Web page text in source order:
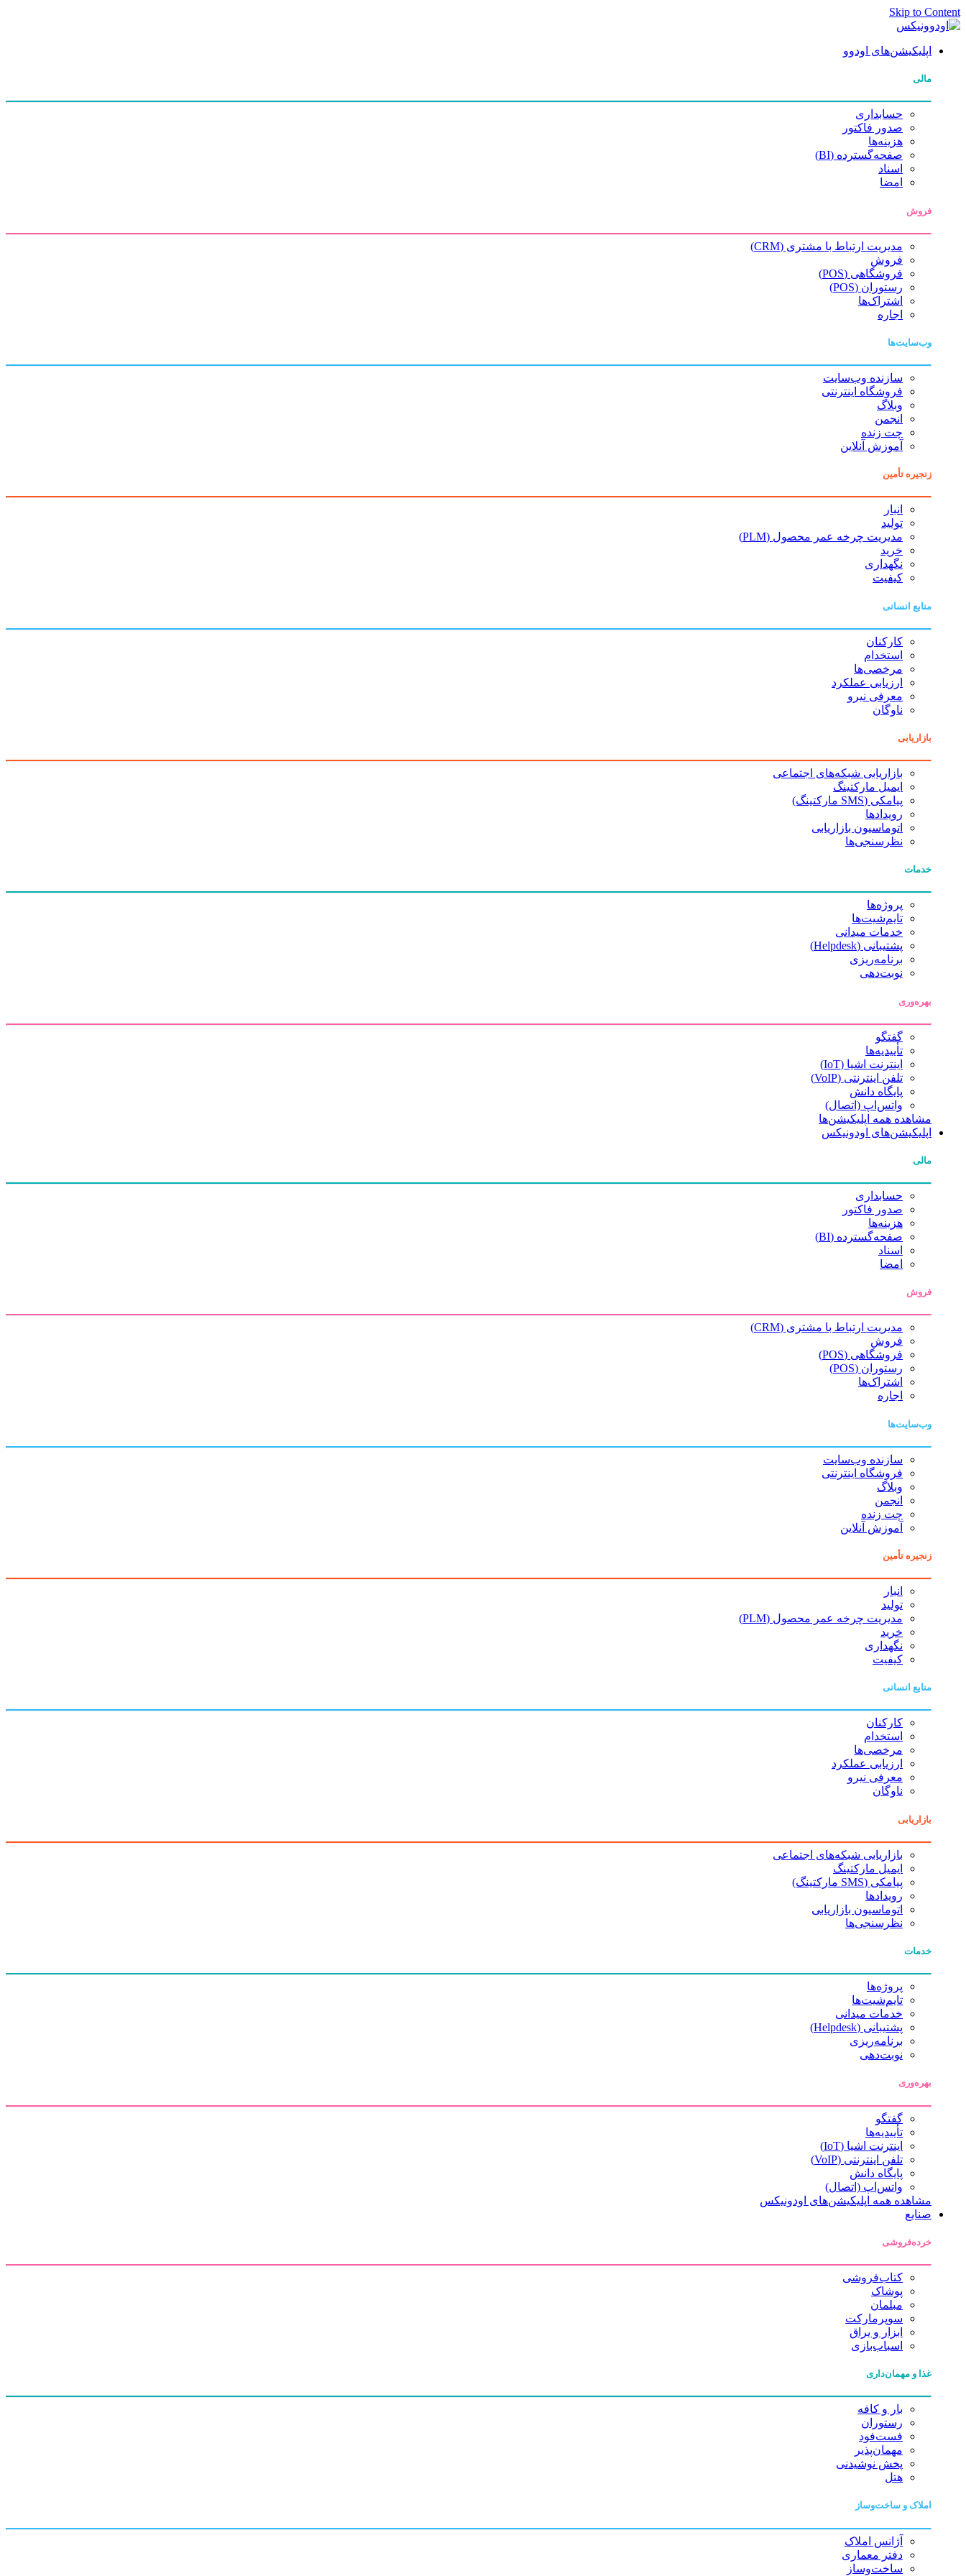
Skip to Content
اپلیکیشن‌های اودوو
مالی
حسابداری
صدور فاکتور
هزینه‌ها
صفحه‌گسترده (BI)
اسناد
امضا
فروش
مدیریت ارتباط با مشتری (CRM)
فروش
فروشگاهی (POS)
رستوران (POS)
اشتراک‌ها
اجاره
وب‌سایت‌ها
سازنده وب‌سایت
فروشگاه اینترنتی
وبلاگ
انجمن
چت زنده
آموزش آنلاین
زنجیره تأمین
انبار
تولید
مدیریت چرخه عمر محصول (PLM)
خرید
نگهداری
کیفیت
منابع انسانی
کارکنان
استخدام
مرخصی‌ها
ارزیابی عملکرد
معرفی نیرو
ناوگان
بازاریابی
بازاریابی شبکه‌های اجتماعی
ایمیل مارکتینگ
پیامکی (SMS مارکتینگ)
رویدادها
اتوماسیون بازاریابی
نظرسنجی‌ها
خدمات
پروژه‌ها
تایم‌شیت‌ها
خدمات میدانی
پشتیبانی (Helpdesk)
برنامه‌ریزی
نوبت‌دهی
بهره‌وری
گفتگو
تأییدیه‌ها
اینترنت اشیا (IoT)
تلفن اینترنتی (VoIP)
پایگاه دانش
واتس‌اپ (اتصال)
مشاهده همه اپلیکیشن‌ها
اپلیکیشن‌های اودونیکس
مالی
حسابداری
صدور فاکتور
هزینه‌ها
صفحه‌گسترده (BI)
اسناد
امضا
فروش
مدیریت ارتباط با مشتری (CRM)
فروش
فروشگاهی (POS)
رستوران (POS)
اشتراک‌ها
اجاره
وب‌سایت‌ها
سازنده وب‌سایت
فروشگاه اینترنتی
وبلاگ
انجمن
چت زنده
آموزش آنلاین
زنجیره تأمین
انبار
تولید
مدیریت چرخه عمر محصول (PLM)
خرید
نگهداری
کیفیت
منابع انسانی
کارکنان
استخدام
مرخصی‌ها
ارزیابی عملکرد
معرفی نیرو
ناوگان
بازاریابی
بازاریابی شبکه‌های اجتماعی
ایمیل مارکتینگ
پیامکی (SMS مارکتینگ)
رویدادها
اتوماسیون بازاریابی
نظرسنجی‌ها
خدمات
پروژه‌ها
تایم‌شیت‌ها
خدمات میدانی
پشتیبانی (Helpdesk)
برنامه‌ریزی
نوبت‌دهی
بهره‌وری
گفتگو
تأییدیه‌ها
اینترنت اشیا (IoT)
تلفن اینترنتی (VoIP)
پایگاه دانش
واتس‌اپ (اتصال)
مشاهده همه اپلیکیشن‌های اودونیکس
صنایع
خرده‌فروشی
کتاب‌فروشی
پوشاک
مبلمان
سوپرمارکت
ابزار و یراق
اسباب‌بازی
غذا و مهمان‌داری
بار و کافه
رستوران
فست‌فود
مهمان‌پذیر
پخش نوشیدنی
هتل
املاک و ساخت‌وساز
آژانس املاک
دفتر معماری
ساخت‌وساز